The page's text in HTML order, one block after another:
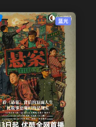
蓝光